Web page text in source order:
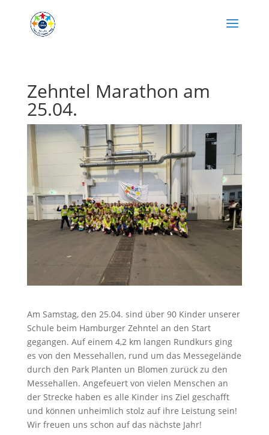
Zehntel Marathon am
25.04.
Am Samstag, den 25.04. sind über 90 Kinder unserer
Schule beim Hamburger Zehntel an den Start
gegangen. Auf einem 4,2 km langen Rundkurs ging
es von den Messehallen, rund um das Messegelände
durch den Park Planten un Blomen zurück zu den
Messehallen. Angefeuert von vielen Menschen an
der Strecke haben es alle Kinder ins Ziel geschafft
und können unheimlich stolz auf ihre Leistung sein!
Wir freuen uns schon auf das nächste Jahr!